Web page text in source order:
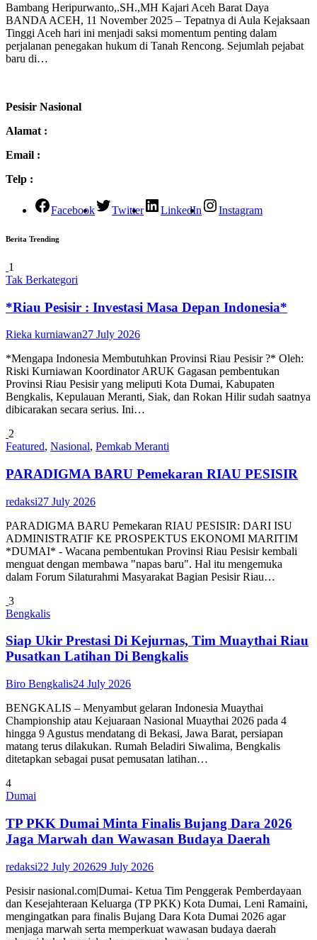
Bambang Heripurwanto,.SH.,MH Kajari Aceh Barat Daya
BANDA ACEH, 11 November 2025 – Tepatnya di Aula Kejaksaan
Tinggi Aceh hari ini menjadi saksi momentum penting dalam
perjalanan penegakan hukum di Tanah Rencong. Sejumlah pejabat
baru di…
Pesisir Nasional
Alamat :
Email :
Telp :
Facebook Twitter LinkedIn Instagram
Berita Trending
1
Tak Berkategori
*Riau Pesisir : Investasi Masa Depan Indonesia*
Rieka kurniawan27 July 2026
*Mengapa Indonesia Membutuhkan Provinsi Riau Pesisir ?* Oleh:
Riski Kurniawan Koordinator ARUK Gagasan pembentukan
Provinsi Riau Pesisir yang meliputi Kota Dumai, Kabupaten
Bengkalis, Kepulauan Meranti, Siak, dan Rokan Hilir sudah saatnya
dibicarakan secara serius. Ini…
2
Featured, Nasional, Pemkab Meranti
PARADIGMA BARU Pemekaran RIAU PESISIR
redaksi27 July 2026
PARADIGMA BARU Pemekaran RIAU PESISIR: DARI ISU
ADMINISTRATIF KE PROSPEKTUS EKONOMI MARITIM
*DUMAI* - Wacana pembentukan Provinsi Riau Pesisir kembali
menguat dengan membawa "napas baru". Hal itu mengemuka
dalam Forum Silaturahmi Masyarakat Bagian Pesisir Riau…
3
Bengkalis
Siap Ukir Prestasi Di Kejurnas, Tim Muaythai Riau
Pusatkan Latihan Di Bengkalis
Biro Bengkalis24 July 2026
BENGKALIS – Menyambut gelaran Indonesia Muaythai
Championship atau Kejuaraan Nasional Muaythai 2026 pada 4
hingga 9 Agustus mendatang di Bekasi, Jawa Barat, persiapan
matang terus dilakukan. Rumah Beladiri Siwalima, Bengkalis
ditetapkan sebagai pusat pemusatan latihan…
4
Dumai
TP PKK Dumai Minta Finalis Bujang Dara 2026
Jaga Marwah dan Wawasan Budaya Daerah
redaksi22 July 202629 July 2026
Pesisir nasional.com|Dumai- Ketua Tim Penggerak Pemberdayaan
dan Kesejahteraan Keluarga (TP PKK) Kota Dumai, Leni Ramaini,
mengingatkan para finalis Bujang Dara Kota Dumai 2026 agar
menjaga marwah serta memperkuat wawasan budaya daerah